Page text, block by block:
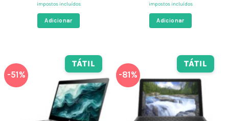
preço
era:
479,00 €.
impostos incluídos
Adicionar
preço
era:
648,52 €.
impostos incluídos
Adicionar
-51%
TÁTIL
-81%
TÁTIL